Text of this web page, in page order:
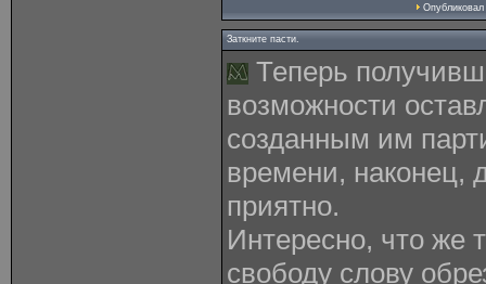
Опубликовал
Заткните пасти.
Теперь
возможности
созданным им
времени, наконец,
приятно.
Интересно, что же
свободу слову